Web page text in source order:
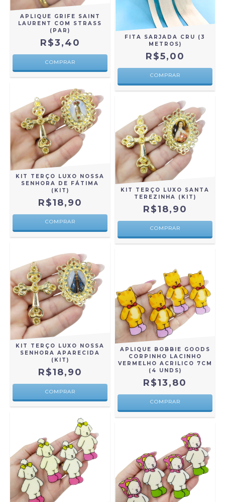
APLIQUE GRIFE SAINT
LAURENT COM STRASS
(PAR)
R$3,40
FITA SARJADA CRU (3
METROS)
R$5,00
COMPRAR
KIT TERÇO LUXO NOSSA
SENHORA DE FÁTIMA
(KIT)
R$18,90
KIT TERÇO LUXO SANTA
TEREZINHA (KIT)
R$18,90
KIT TERÇO LUXO NOSSA
SENHORA APARECIDA
(KIT)
R$18,90
APLIQUE BOBBIE GOODS
CORPINHO LACINHO
VERMELHO ACRILICO 7CM
(4 UNDS)
R$13,80
COMPRAR